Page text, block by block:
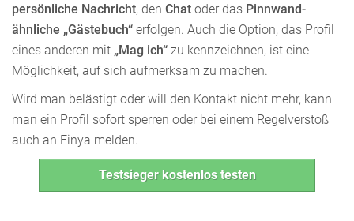
persönliche Nachricht, den Chat oder das Pinnwand-
ähnliche „Gästebuch“ erfolgen. Auch die Option, das Profil
eines anderen mit „Mag ich“ zu kennzeichnen, ist eine
Möglichkeit, auf sich aufmerksam zu machen.
Wird man belästigt oder will den Kontakt nicht mehr, kann
man ein Profil sofort sperren oder bei einem Regelverstoß
auch an Finya melden.
Testsieger kostenlos testen